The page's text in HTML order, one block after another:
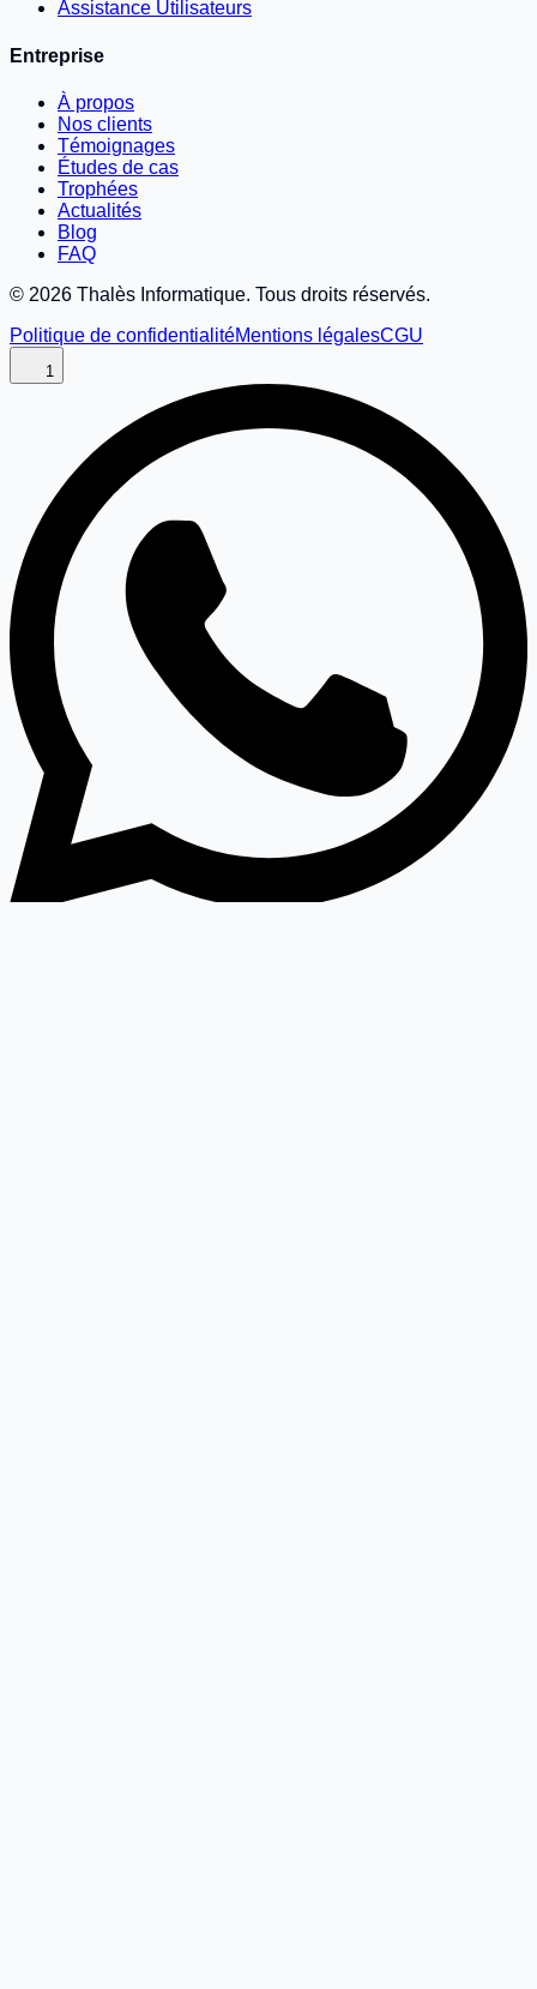
Assistance Utilisateurs
Entreprise
À propos
Nos clients
Témoignages
Études de cas
Trophées
Actualités
Blog
FAQ
© 2026 Thalès Informatique. Tous droits réservés.
Politique de confidentialitéMentions légalesCGU
1